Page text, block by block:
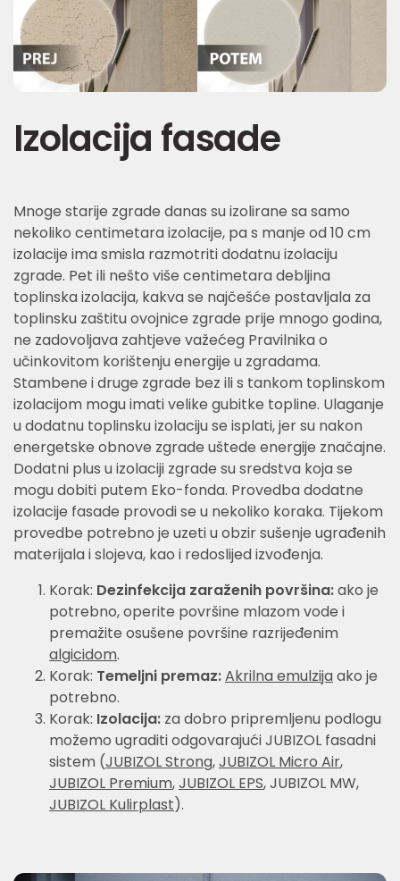
Izolacija fasade
Mnoge starije zgrade danas su izolirane sa samo
nekoliko centimetara izolacije, pa s manje od 10 cm
izolacije ima smisla razmotriti dodatnu izolaciju
zgrade. Pet ili nešto više centimetara debljina
toplinska izolacija, kakva se najčešće postavljala za
toplinsku zaštitu ovojnice zgrade prije mnogo godina,
ne zadovoljava zahtjeve važećeg Pravilnika o
učinkovitom korištenju energije u zgradama.
Stambene i druge zgrade bez ili s tankom toplinskom
izolacijom mogu imati velike gubitke topline. Ulaganje
u dodatnu toplinsku izolaciju se isplati, jer su nakon
energetske obnove zgrade uštede energije značajne.
Dodatni plus u izolaciji zgrade su sredstva koja se
mogu dobiti putem Eko-fonda. Provedba dodatne
izolacije fasade provodi se u nekoliko koraka. Tijekom
provedbe potrebno je uzeti u obzir sušenje ugrađenih
materijala i slojeva, kao i redoslijed izvođenja.
Korak: Dezinfekcija zaraženih površina:ako je
potrebno, operite površine mlazom vode i
premažite osušene površine razrijeđenim
algicidom.
Korak: Temeljni premaz:Akrilna emulzija ako je
potrebno.
Korak: Izolacija: za dobro pripremljenu podlogu
možemo ugraditi odgovarajući JUBIZOL fasadni
sistem (JUBIZOL Strong,JUBIZOL Micro Air,
JUBIZOL Premium,JUBIZOL EPS, JUBIZOL MW,
JUBIZOL Kulirplast).